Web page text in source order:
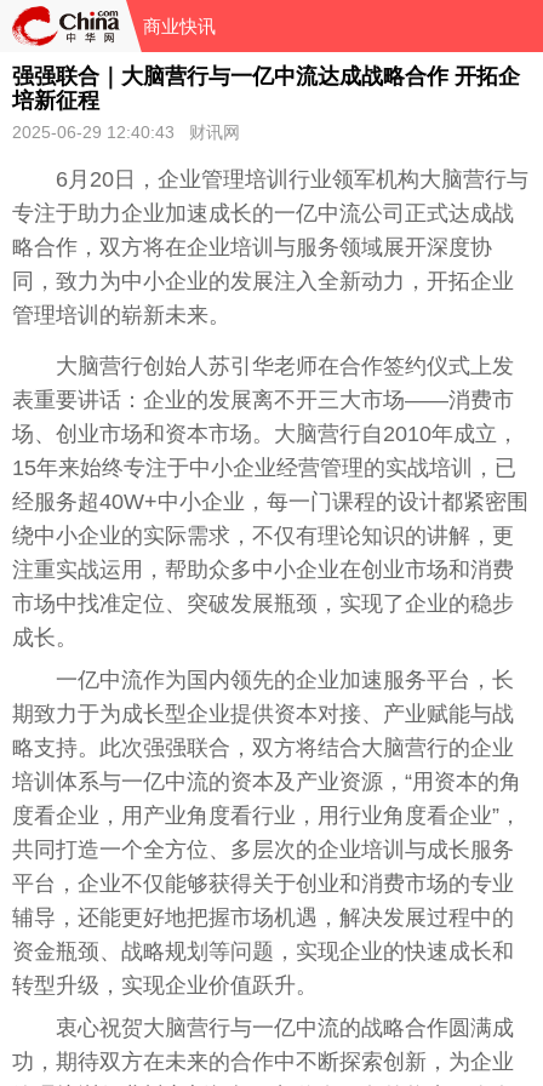
商业快讯
强强联合｜大脑营行与一亿中流达成战略合作 开拓企
培新征程
2025-06-29 12:40:43 财讯网
6月20日，企业管理培训行业领军机构大脑营行与
专注于助力企业加速成长的一亿中流公司正式达成战
略合作，双方将在企业培训与服务领域展开深度协
同，致力为中小企业的发展注入全新动力，开拓企业
管理培训的崭新未来。
大脑营行创始人苏引华老师在合作签约仪式上发
表重要讲话：企业的发展离不开三大市场——消费市
场、创业市场和资本市场。大脑营行自2010年成立，
15年来始终专注于中小企业经营管理的实战培训，已
经服务超40W+中小企业，每一门课程的设计都紧密围
绕中小企业的实际需求，不仅有理论知识的讲解，更
注重实战运用，帮助众多中小企业在创业市场和消费
市场中找准定位、突破发展瓶颈，实现了企业的稳步
成长。
一亿中流作为国内领先的企业加速服务平台，长
期致力于为成长型企业提供资本对接、产业赋能与战
略支持。此次强强联合，双方将结合大脑营行的企业
培训体系与一亿中流的资本及产业资源，“用资本的角
度看企业，用产业角度看行业，用行业角度看企业”，
共同打造一个全方位、多层次的企业培训与成长服务
平台，企业不仅能够获得关于创业和消费市场的专业
辅导，还能更好地把握市场机遇，解决发展过程中的
资金瓶颈、战略规划等问题，实现企业的快速成长和
转型升级，实现企业价值跃升。
衷心祝贺大脑营行与一亿中流的战略合作圆满成
功，期待双方在未来的合作中不断探索创新，为企业